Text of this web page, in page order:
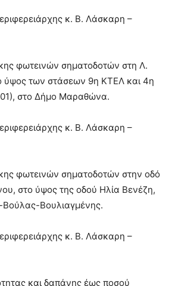
κ. Β. Λάσκαρη –
φωτεινών σηματοδοτών στη Λ.
των στάσεων 9η ΚΤΕΛ και 4η
στο Δήμο Μαραθώνα.
κ. Β. Λάσκαρη –
φωτεινών σηματοδοτών στην οδό
στο ύψος της οδού Ηλία Βενέζη,
Βουλιαγμένης.
κ. Β. Λάσκαρη –
και δαπάνης έως ποσού